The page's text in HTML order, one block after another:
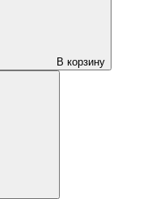
В корзину